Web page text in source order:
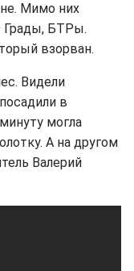
Мимо них
Грады, БТРы.
взорван.
Видели
в
могла
А на другом
Валерий